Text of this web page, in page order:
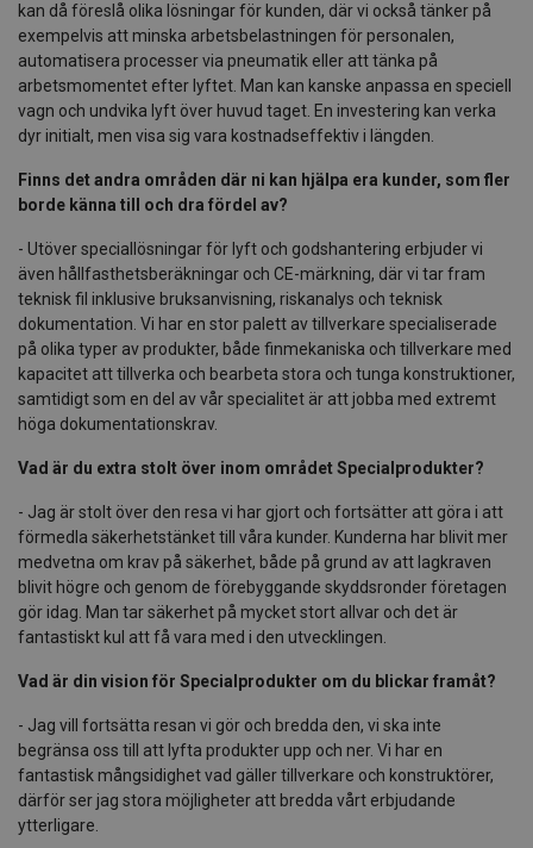
kan då föreslå olika lösningar för kunden, där vi också tänker på
exempelvis att minska arbetsbelastningen för personalen,
automatisera processer via pneumatik eller att tänka på
arbetsmomentet efter lyftet. Man kan kanske anpassa en speciell
vagn och undvika lyft över huvud taget. En investering kan verka
dyr initialt, men visa sig vara kostnadseffektiv i längden.
Finns det andra områden där ni kan hjälpa era kunder, som fler
borde känna till och dra fördel av?
- Utöver speciallösningar för lyft och godshantering erbjuder vi
även hållfasthetsberäkningar och CE-märkning, där vi tar fram
teknisk fil inklusive bruksanvisning, riskanalys och teknisk
dokumentation. Vi har en stor palett av tillverkare specialiserade
på olika typer av produkter, både finmekaniska och tillverkare med
kapacitet att tillverka och bearbeta stora och tunga konstruktioner,
samtidigt som en del av vår specialitet är att jobba med extremt
höga dokumentationskrav.
Vad är du extra stolt över inom området Specialprodukter?
- Jag är stolt över den resa vi har gjort och fortsätter att göra i att
förmedla säkerhetstänket till våra kunder. Kunderna har blivit mer
medvetna om krav på säkerhet, både på grund av att lagkraven
blivit högre och genom de förebyggande skyddsronder företagen
gör idag. Man tar säkerhet på mycket stort allvar och det är
fantastiskt kul att få vara med i den utvecklingen.
Vad är din vision för Specialprodukter om du blickar framåt?
- Jag vill fortsätta resan vi gör och bredda den, vi ska inte
begränsa oss till att lyfta produkter upp och ner. Vi har en
fantastisk mångsidighet vad gäller tillverkare och konstruktörer,
därför ser jag stora möjligheter att bredda vårt erbjudande
ytterligare.